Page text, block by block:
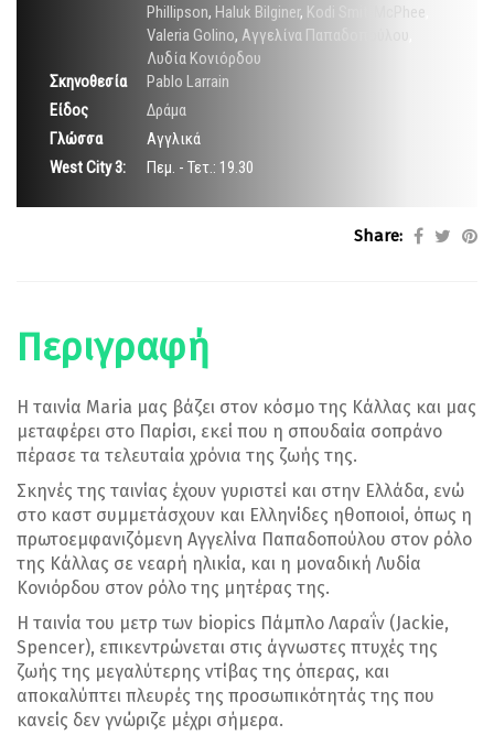
Phillipson, Haluk Bilginer, Kodi Smit-McPhee
Valeria Golino, Αγγελίνα Παπαδοπούλου
Λυδία Κονιόρδου
Σκηνοθεσία
Pablo Larrain
Είδος
Δράμα
Γλώσσα
Αγγλικά
West City 3:
Πεμ. - Τετ.: 19.30
Share:
Περιγραφή
Η ταινία Maria μας βάζει στον κόσμο της Κάλλας και μας
μεταφέρει στο Παρίσι, εκεί που η σπουδαία σοπράνο
πέρασε τα τελευταία χρόνια της ζωής της.
Σκηνές της ταινίας έχουν γυριστεί και στην Ελλάδα, ενώ
στο καστ συμμετάσχουν και Ελληνίδες ηθοποιοί, όπως η
πρωτοεμφανιζόμενη Αγγελίνα Παπαδοπούλου στον ρόλο
της Κάλλας σε νεαρή ηλικία, και η μοναδική Λυδία
Κονιόρδου στον ρόλο της μητέρας της.
Η ταινία του μετρ των biopics Πάμπλο Λαραΐν (Jackie,
Spencer), επικεντρώνεται στις άγνωστες πτυχές της
ζωής της μεγαλύτερης ντίβας της όπερας, και
αποκαλύπτει πλευρές της προσωπικότητάς της που
κανείς δεν γνώριζε μέχρι σήμερα.